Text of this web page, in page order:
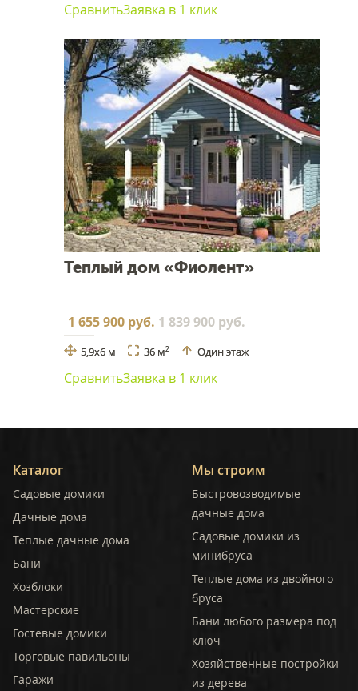
СравнитьЗаявка в 1 клик
Теплый дом «Фиолент»
1 655 900 руб. 1 839 900 руб.
5,9x6 м 36 м2 Один этаж
СравнитьЗаявка в 1 клик
Каталог
Садовые домики
Дачные дома
Теплые дачные дома
Бани
Хозблоки
Мастерские
Гостевые домики
Торговые павильоны
Гаражи
Мы строим
Быстровозводимые
дачные дома
Садовые домики из
минибруса
Теплые дома из двойного
бруса
Бани любого размера под
ключ
Хозяйственные постройки
из дерева